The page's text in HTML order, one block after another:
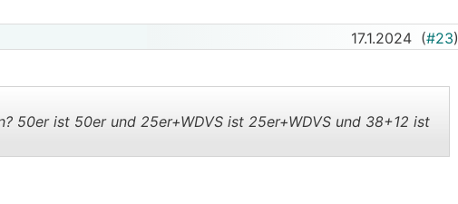
17.1.2024 (#23)
50er ist 50er und 25er+WDVS ist 25er+WDVS und 38+12 ist